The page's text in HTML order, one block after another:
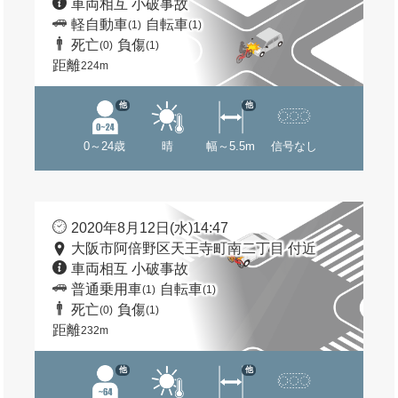
車両相互 小破事故
軽自動車(1) 自転車(1)
死亡(0) 負傷(1)
距離224m
0～24歳
他
晴 幅～5.5m
他
信号なし
2020年8月12日(水)14:47
大阪市阿倍野区天王寺町南二丁目 付近
車両相互 小破事故
普通乗用車(1) 自転車(1)
死亡(0) 負傷(1)
距離232m
他 他